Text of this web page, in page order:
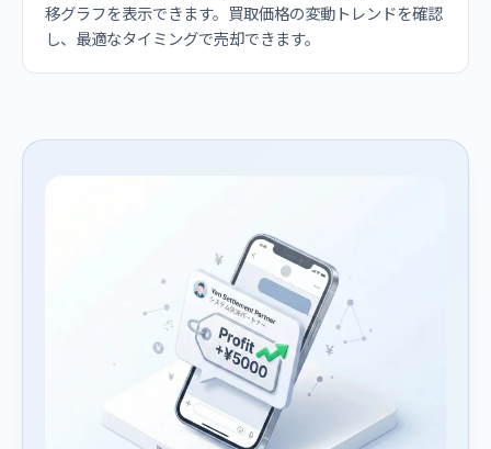
移グラフを表示できます。買取価格の変動トレンドを確認
し、最適なタイミングで売却できます。